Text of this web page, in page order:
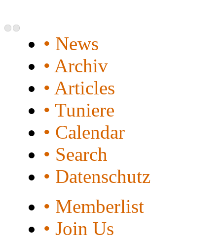
• News
• Archiv
• Articles
• Tuniere
• Calendar
• Search
• Datenschutz
• Memberlist
• Join Us